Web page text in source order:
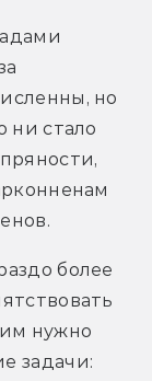
но
ни стало
более
нужно
задачи: